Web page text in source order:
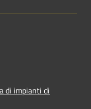
di impianti di